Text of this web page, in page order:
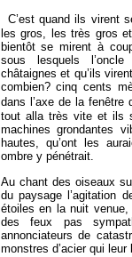
C’est quand ils virent
les gros, les très gros
bientôt se mirent à
sous lesquels
châtaignes et qu’ils
combien? cinq cents
dans l’axe de la fenêtre
tout alla très vite et ils
machines grondantes
hautes, qu’ont les
ombre y pénétrait.
Au chant des oiseaux
du paysage l’agitation
étoiles en la nuit
des feux pas
annonciateurs de
monstres d’acier qui leur